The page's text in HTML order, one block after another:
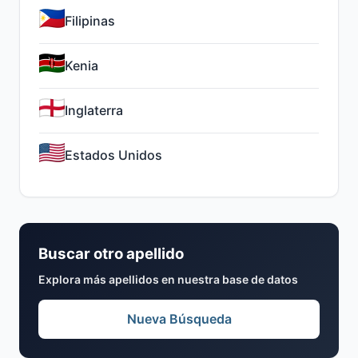
Filipinas
Kenia
Inglaterra
Estados Unidos
Buscar otro apellido
Explora más apellidos en nuestra base de datos
Nueva Búsqueda